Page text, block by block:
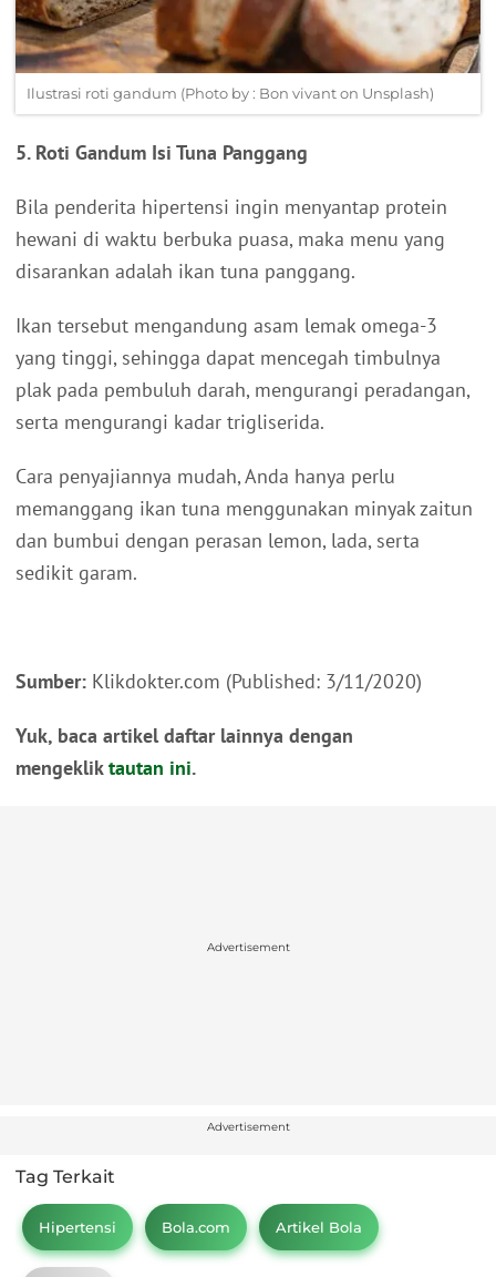
Ilustrasi roti gandum (Photo by : Bon vivant on Unsplash)
5. Roti Gandum Isi Tuna Panggang
Bila penderita hipertensi ingin menyantap protein
hewani di waktu berbuka puasa, maka menu yang
disarankan adalah ikan tuna panggang.
Ikan tersebut mengandung asam lemak omega-3
yang tinggi, sehingga dapat mencegah timbulnya
plak pada pembuluh darah, mengurangi peradangan,
serta mengurangi kadar trigliserida.
Cara penyajiannya mudah, Anda hanya perlu
memanggang ikan tuna menggunakan minyak zaitun
dan bumbui dengan perasan lemon, lada, serta
sedikit garam.
Sumber: Klikdokter.com (Published: 3/11/2020)
Yuk, baca artikel daftar lainnya dengan
mengekliktautan ini.
Advertisement
Advertisement
Tag Terkait
Hipertensi Bola.com Artikel Bola